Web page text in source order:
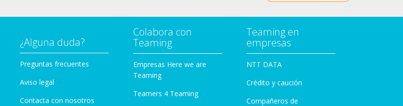
¿Alguna duda?
Preguntas frecuentes
Aviso legal
Contacta con nosotros
Colabora con
Teaming
Empresas Here we are
Teaming
Teamers 4 Teaming
Teaming en
empresas
NTT DATA
Crédito y caución
Compañeros de